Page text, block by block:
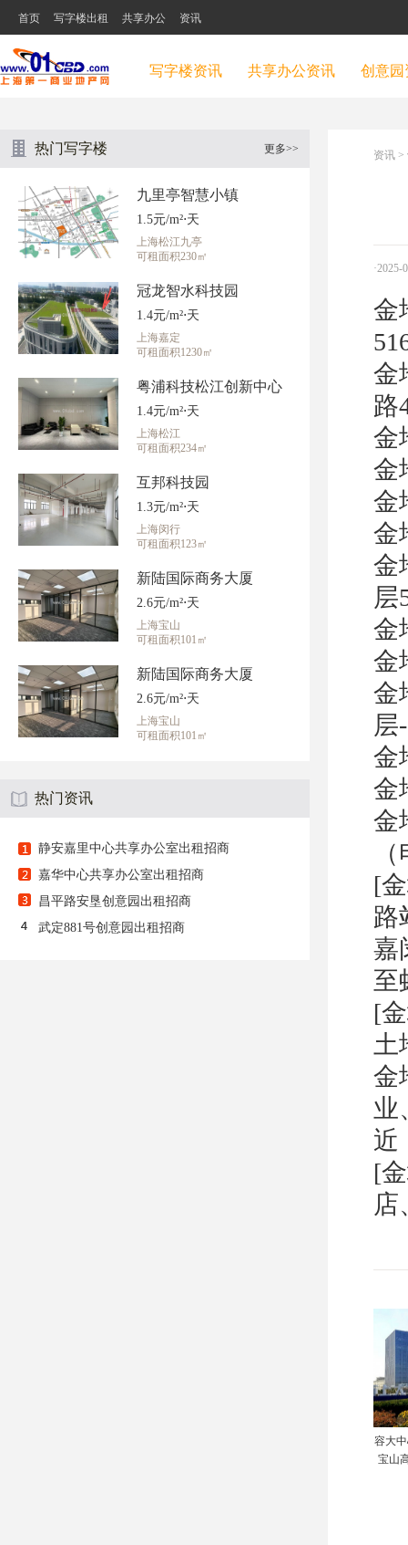
首页 写字楼出租 共享办公 资讯
写字楼资讯 共享办公资讯 创意园
热门写字楼 更多>>
九里亭智慧小镇
1.5元/m²⋅天
上海松江九亭
可租面积230㎡
冠龙智水科技园
1.4元/m²⋅天
上海嘉定
可租面积1230㎡
粤浦科技松江创新中心
1.4元/m²⋅天
上海松江
可租面积234㎡
互邦科技园
1.3元/m²⋅天
上海闵行
可租面积123㎡
新陆国际商务大厦
2.6元/m²⋅天
上海宝山
可租面积101㎡
新陆国际商务大厦
2.6元/m²⋅天
上海宝山
可租面积101㎡
热门资讯
静安嘉里中心共享办公室出租招商
嘉华中心共享办公室出租招商
昌平路安垦创意园出租招商
武定881号创意园出租招商
资讯 >
·2025-
金
金
路
金
金
金
金
金
层
金
金
金
层
金
金
金
[
路
嘉
至
[
土
金
业
近
[
店
容大
宝山